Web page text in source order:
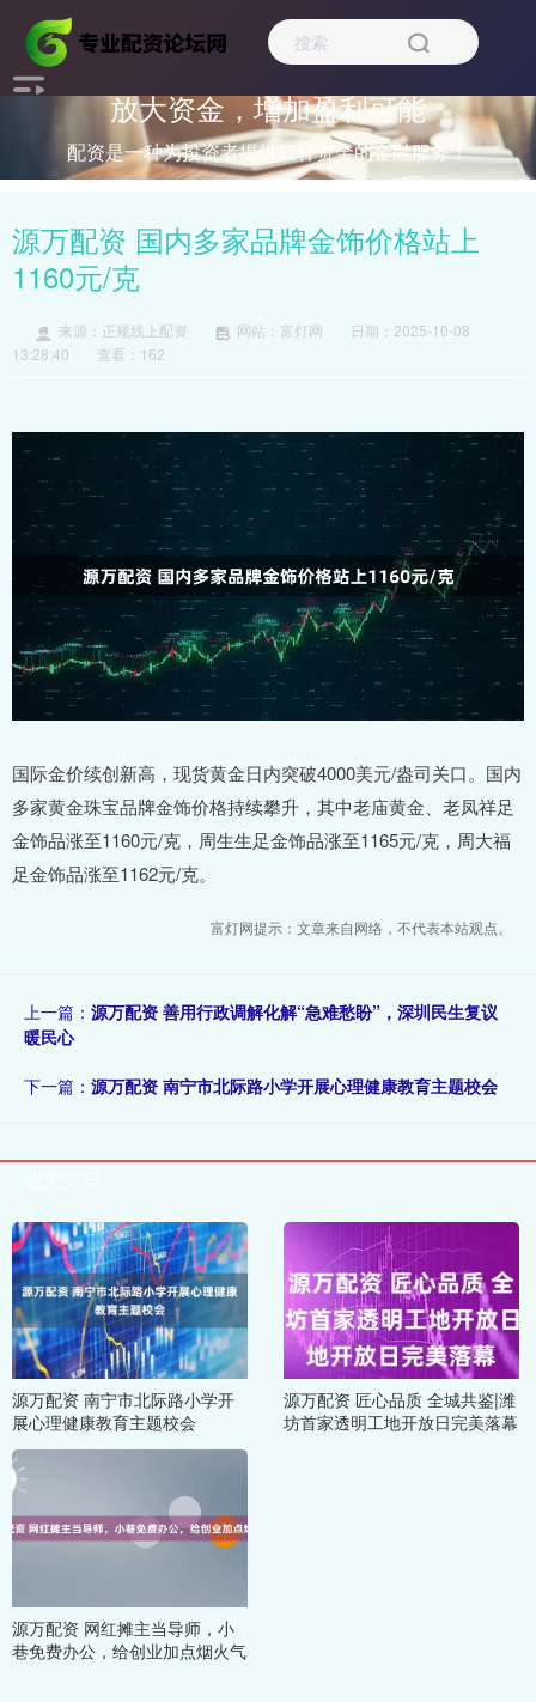
放大资金，增加盈利可能
配资是一种为投资者提供杠杆资金的金融服务！
源万配资 国内多家品牌金饰价格站上
1160元/克
来源：正规线上配资 网站：富灯网
日期：2025-10-08
13:28:40
查看：162
国际金价续创新高，现货黄金日内突破4000美元/盎司关口。国内
多家黄金珠宝品牌金饰价格持续攀升，其中老庙黄金、老凤祥足
金饰品涨至1160元/克，周生生足金饰品涨至1165元/克，周大福
足金饰品涨至1162元/克。
富灯网提示：文章来自网络，不代表本站观点。
上一篇： 源万配资 善用行政调解化解“急难愁盼”，深圳民生复议
暖民心
下一篇： 源万配资 南宁市北际路小学开展心理健康教育主题校会
源万配资 南宁市北际路小学开
展心理健康教育主题校会
源万配资 匠心品质 全城共鉴|潍
坊首家透明工地开放日完美落幕
源万配资 网红摊主当导师，小
巷免费办公，给创业加点烟火气